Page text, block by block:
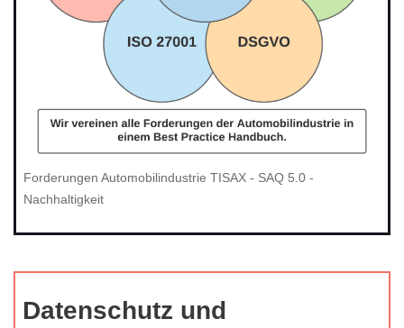
Forderungen Automobilindustrie TISAX - SAQ 5.0 -
Nachhaltigkeit
Datenschutz und